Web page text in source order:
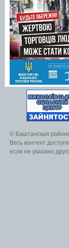
© Баштанская
Весь контент
если не указано